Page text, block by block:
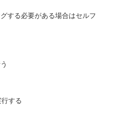
する必要がある場合はセルフ
する